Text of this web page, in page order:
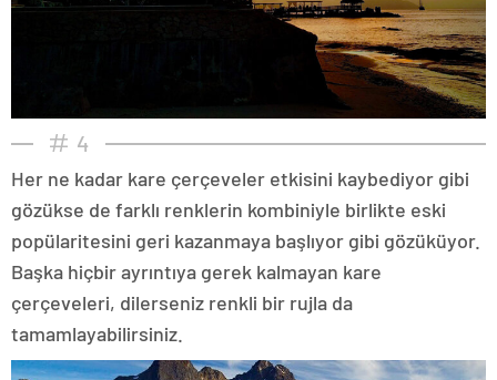
4
Her ne kadar kare çerçeveler etkisini kaybediyor gibi
gözükse de farklı renklerin kombiniyle birlikte eski
popülaritesini geri kazanmaya başlıyor gibi gözüküyor.
Başka hiçbir ayrıntıya gerek kalmayan kare
çerçeveleri, dilerseniz renkli bir rujla da
tamamlayabilirsiniz.